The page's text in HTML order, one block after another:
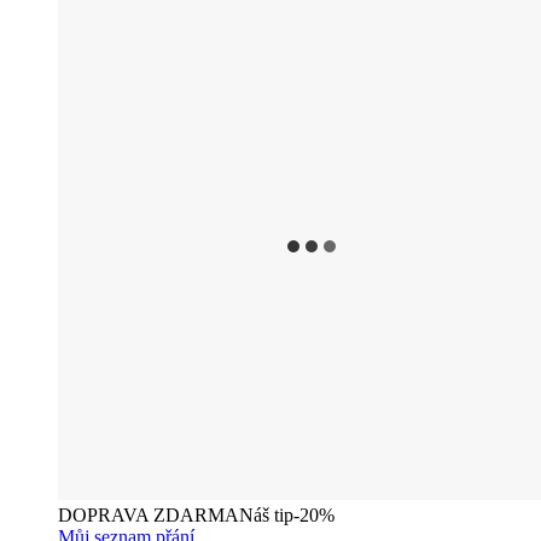
DOPRAVA ZDARMANáš tip-20%
Můj seznam přání